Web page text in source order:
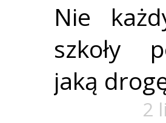
Nie
szkoły
jaką
2